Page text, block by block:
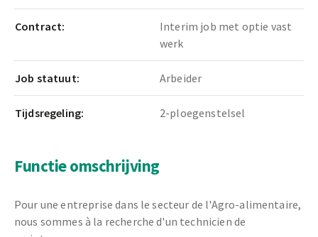
Contract:
Interim job met optie vast
werk
Job statuut: Arbeider
Tijdsregeling: 2-ploegenstelsel
Functie omschrijving
Pour une entreprise dans le secteur de l'Agro-alimentaire,
nous sommes à la recherche d'un technicien de